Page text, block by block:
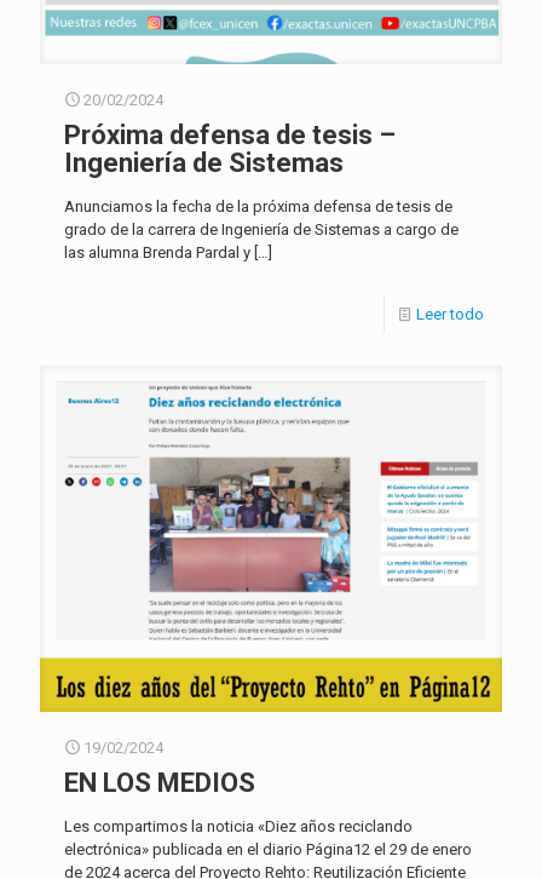
20/02/2024
Próxima defensa de tesis –
Ingeniería de Sistemas
Anunciamos la fecha de la próxima defensa de tesis de
grado de la carrera de Ingeniería de Sistemas a cargo de
las alumna Brenda Pardal y […]
Leer todo
19/02/2024
EN LOS MEDIOS
Les compartimos la noticia «Diez años reciclando
electrónica» publicada en el diario Página12 el 29 de enero
de 2024 acerca del Proyecto Rehto: Reutilización Eficiente